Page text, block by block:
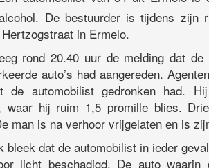
De bestuurder is tijdens zijn
in Ermelo.
rond 20.40 uur de melding dat
auto’s had aangereden.
de automobilist gedronken had.
waar hij ruim 1,5 promille blies.
man is na verhoor vrijgelaten en is
bleek dat de automobilist in ieder
licht beschadigd. De auto